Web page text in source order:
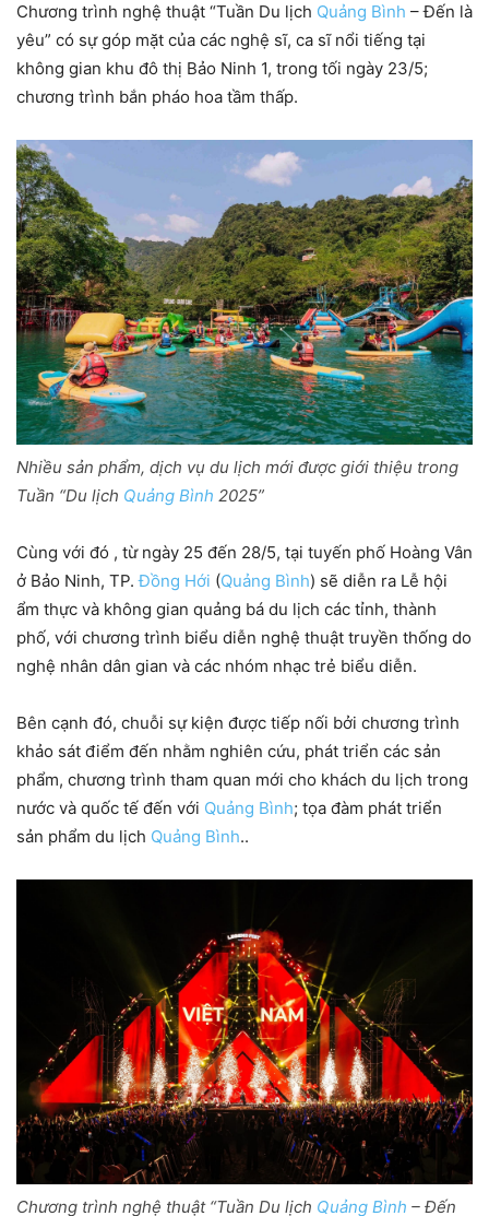
Chương trình nghệ thuật “Tuần Du lịch Quảng Bình – Đến là
yêu” có sự góp mặt của các nghệ sĩ, ca sĩ nổi tiếng tại
không gian khu đô thị Bảo Ninh 1, trong tối ngày 23/5;
chương trình bắn pháo hoa tầm thấp.
Nhiều sản phẩm, dịch vụ du lịch mới được giới thiệu trong
Tuần “Du lịch Quảng Bình 2025”
Cùng với đó , từ ngày 25 đến 28/5, tại tuyến phố Hoàng Vân
ở Bảo Ninh, TP.Đồng Hới (Quảng Bình) sẽ diễn ra Lễ hội
ẩm thực và không gian quảng bá du lịch các tỉnh, thành
phố, với chương trình biểu diễn nghệ thuật truyền thống do
nghệ nhân dân gian và các nhóm nhạc trẻ biểu diễn.
Bên cạnh đó, chuỗi sự kiện được tiếp nối bởi chương trình
khảo sát điểm đến nhằm nghiên cứu, phát triển các sản
phẩm, chương trình tham quan mới cho khách du lịch trong
nước và quốc tế đến với Quảng Bình; tọa đàm phát triển
sản phẩm du lịch Quảng Bình..
Chương trình nghệ thuật “Tuần Du lịch Quảng Bình – Đến